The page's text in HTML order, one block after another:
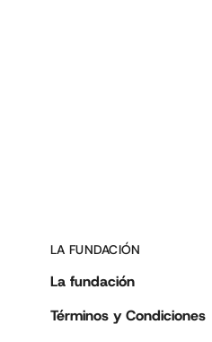
LA FUNDACIÓN
La fundación
Términos y Condiciones